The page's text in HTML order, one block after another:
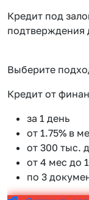
Кредит под
подтверждения
Выберите
Кредит от
за 1 день
от 1.75% в
от 300 тыс.
от 4 мес до
по 3